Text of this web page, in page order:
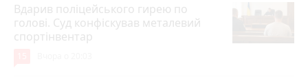
Вдарив поліцейського гирею по
голові. Суд конфіскував металевий
спортінвентар